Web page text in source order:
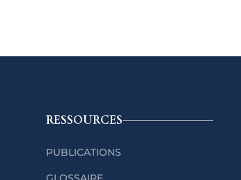
RESSOURCES
PUBLICATIONS